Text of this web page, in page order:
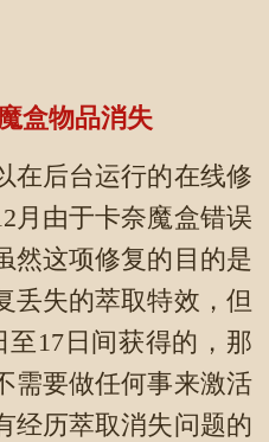
盒物品消失
在后台运行的在线修
月由于卡奈魔盒错误
然这项修复的目的是
丢失的萃取特效，但
17日间获得的，那
需要做任何事来激活
经历萃取消失问题的